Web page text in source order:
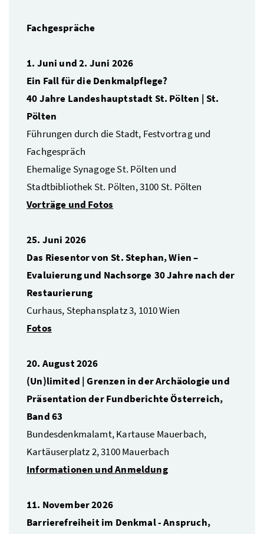
Fachgespräche
1. Juni und 2. Juni 2026
Ein Fall für die Denkmalpflege?
40 Jahre Landeshauptstadt St. Pölten | St.
Pölten
Führungen durch die Stadt, Festvortrag und
Fachgespräch
Ehemalige Synagoge St. Pölten und
Stadtbibliothek St. Pölten, 3100 St. Pölten
Vorträge und Fotos
25. Juni 2026
Das Riesentor von St. Stephan, Wien –
Evaluierung und Nachsorge 30 Jahre nach der
Restaurierung
Curhaus, Stephansplatz 3, 1010 Wien
Fotos
20. August 2026
(Un)limited | Grenzen in der Archäologie und
Präsentation der Fundberichte Österreich,
Band 63
Bundesdenkmalamt, Kartause Mauerbach,
Kartäuserplatz 2, 3100 Mauerbach
Informationen und Anmeldung
11. November 2026
Barrierefreiheit im Denkmal - Anspruch,